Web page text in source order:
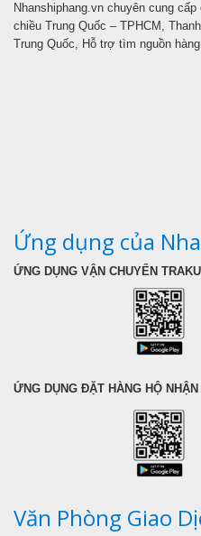
Nhanshiphang.vn chuyên cung
chiều Trung Quốc – TPHCM,
Trung Quốc, Hỗ trợ tìm nguồn
Ứng dụng của
ỨNG DỤNG VẬN CHUYỂN
ỨNG DỤNG ĐẶT HÀNG HỘ
Văn Phòng Giao